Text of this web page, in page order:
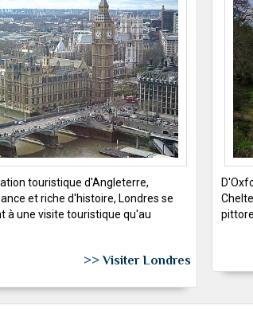
touristique d'Angleterre,
et riche d'histoire, Londres se
à une visite touristique qu'au
>>Visiter Londres